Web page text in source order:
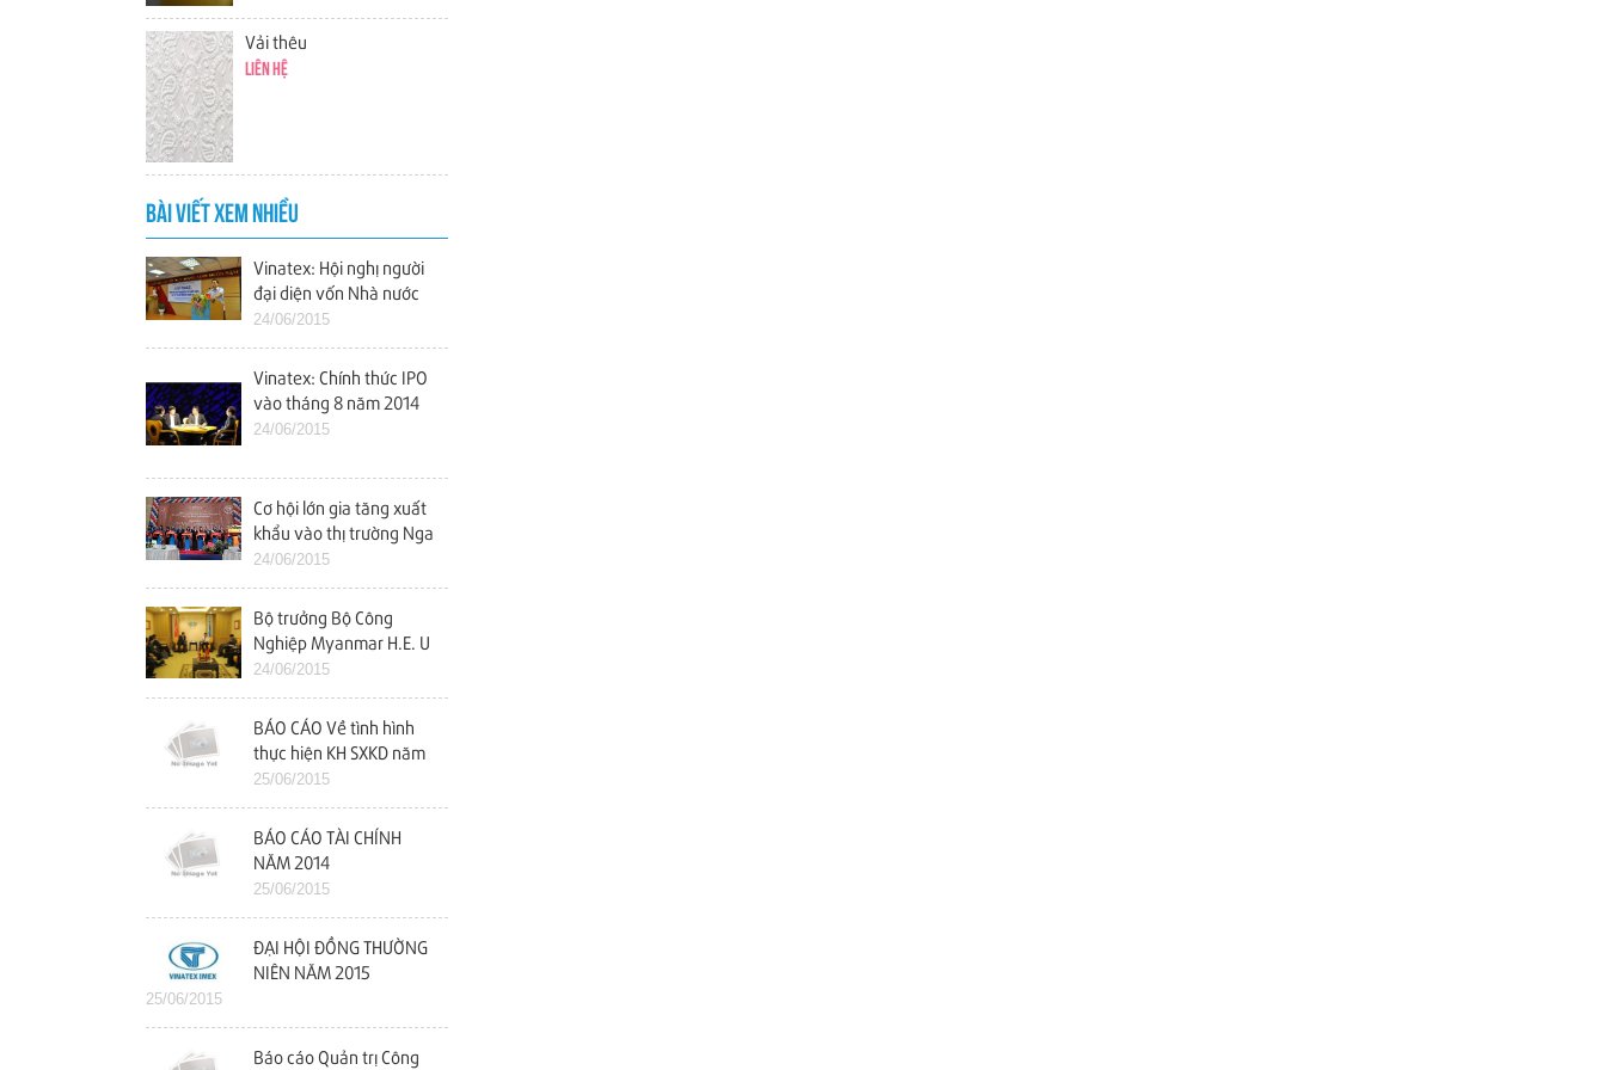
Vải thêu
Liên hệ
BÀI VIẾT XEM NHIỀU
Vinatex: Hội nghị người
đại diện vốn Nhà nước
tại các doanh nghiệp
24/06/2015
Vinatex: Chính thức IPO
vào tháng 8 năm 2014
24/06/2015
Cơ hội lớn gia tăng xuất
khẩu vào thị trường Nga
24/06/2015
Bộ trưởng Bộ Công
Nghiệp Myanmar H.E. U
Maung Myint Thăm và
làm việc với Vinatex
24/06/2015
BÁO CÁO Về tình hình
thực hiện KH SXKD năm
2014 và kế hoạch năm
2015
25/06/2015
BÁO CÁO TÀI CHÍNH
NĂM 2014
25/06/2015
ĐẠI HỘI ĐỒNG THƯỜNG
NIÊN NĂM 2015
25/06/2015
Báo cáo Quản trị Công